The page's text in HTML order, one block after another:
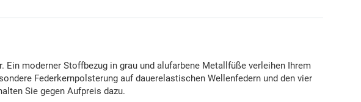
moderner Stoffbezug in grau und alufarbene Metallfüße verleihen Ihrem
Federkernpolsterung auf dauerelastischen Wellenfedern und den vier
Sie gegen Aufpreis dazu.